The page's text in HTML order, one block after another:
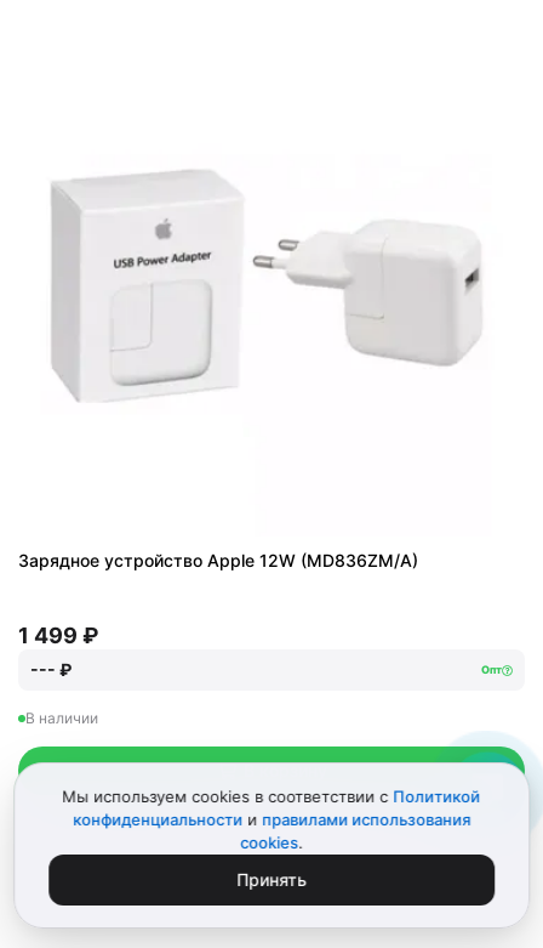
Зарядное устройство Apple 12W (MD836ZM/A)
1 499 ₽
--- ₽ Опт
В наличии
В корзину
Мы используем cookies в соответствии с Политикой
конфиденциальности и правилами использования
cookies.
Принять